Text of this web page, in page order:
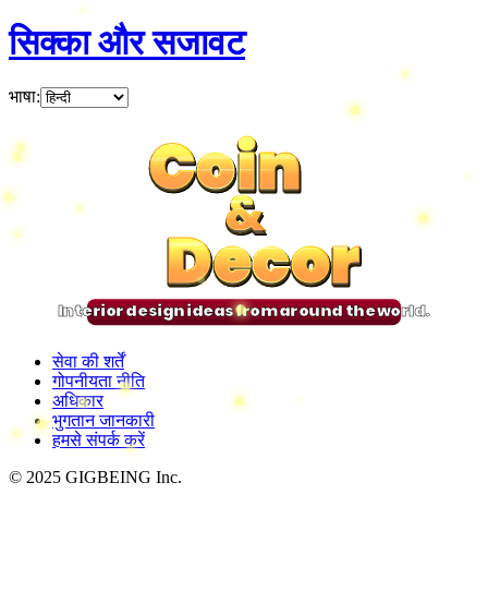
सिक्का और सजावट
भाषा:
Coin
&
Decor
Coin
&
Decor
Coin
&
Decor
Coin
&
Decor
Interior design ideas from around the world.
सेवा की शर्तें
गोपनीयता नीति
अधिकार
भुगतान जानकारी
हमसे संपर्क करें
© 2025 GIGBEING Inc.